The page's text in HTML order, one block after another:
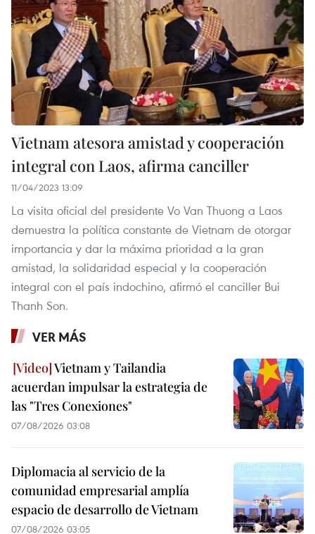
Vietnam atesora amistad y cooperación
integral con Laos, afirma canciller
11/04/2023 13:09
La visita oficial del presidente Vo Van Thuong a Laos
demuestra la política constante de Vietnam de otorgar
importancia y dar la máxima prioridad a la gran
amistad, la solidaridad especial y la cooperación
integral con el país indochino, afirmó el canciller Bui
Thanh Son.
VER MÁS
Vietnam y Tailandia
acuerdan impulsar la estrategia de
las "Tres Conexiones"
07/08/2026 03:08
Diplomacia al servicio de la
comunidad empresarial amplía
espacio de desarrollo de Vietnam
07/08/2026 03:05